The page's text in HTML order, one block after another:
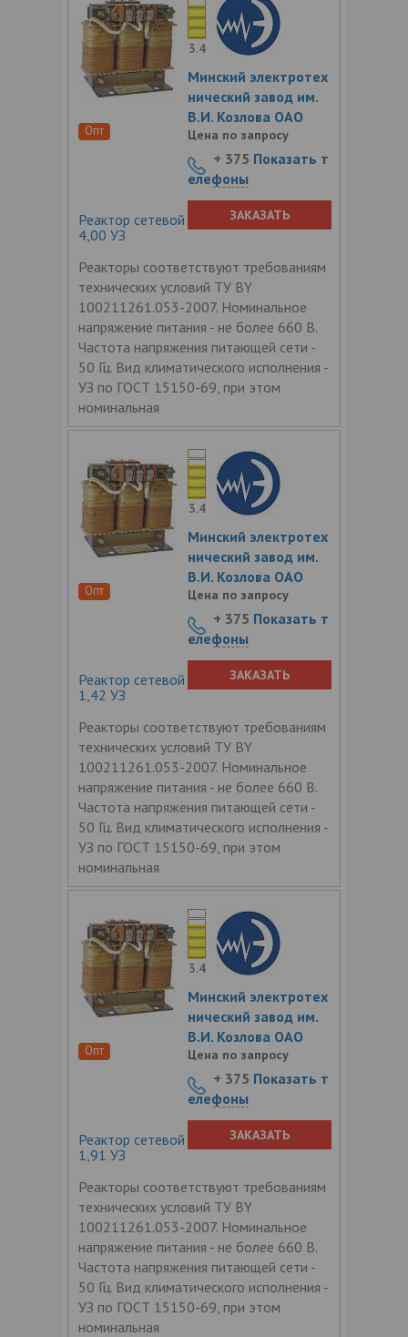
Опт
Реактор сетевой трехфазный РТСС-10-
4,00 УЗ
Реакторы соответствуют требованиям
технических условий ТУ BY
100211261.053-2007. Номинальное
напряжение питания - не более 660 В.
Частота напряжения питающей сети -
50 Гц. Вид климатического исполнения -
УЗ по ГОСТ 15150-69, при этом
номинальная
3.4
Минский электротех
нический завод им.
В.И. Козлова ОАО
Цена по запросу
+ 375 Показать т
елефоны
ЗАКАЗАТЬ
Опт
Реактор сетевой трехфазный РТСС-15-
1,42 УЗ
Реакторы соответствуют требованиям
технических условий ТУ BY
100211261.053-2007. Номинальное
напряжение питания - не более 660 В.
Частота напряжения питающей сети -
50 Гц. Вид климатического исполнения -
УЗ по ГОСТ 15150-69, при этом
номинальная
3.4
Минский электротех
нический завод им.
В.И. Козлова ОАО
Цена по запросу
+ 375 Показать т
елефоны
ЗАКАЗАТЬ
Опт
Реактор сетевой трехфазный РТСС-16-
1,91 УЗ
Реакторы соответствуют требованиям
технических условий ТУ BY
100211261.053-2007. Номинальное
напряжение питания - не более 660 В.
Частота напряжения питающей сети -
50 Гц. Вид климатического исполнения -
УЗ по ГОСТ 15150-69, при этом
номинальная
3.4
Минский электротех
нический завод им.
В.И. Козлова ОАО
Цена по запросу
+ 375 Показать т
елефоны
ЗАКАЗАТЬ